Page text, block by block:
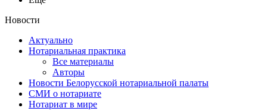
Новости
Актуально
Нотариальная практика
Все материалы
Авторы
Новости Белорусской нотариальной палаты
СМИ о нотариате
Нотариат в мире